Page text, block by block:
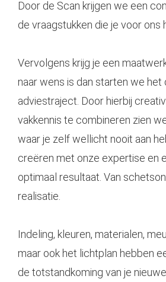
Door de Scan krijgen we een
de vraagstukken die je voor ons
Vervolgens krijg je een
naar wens is dan starten we het
adviestraject. Door hierbij
vakkennis te combineren zien
waar je zelf wellicht nooit aan
creëren met onze expertise en
optimaal resultaat. Van
realisatie.
Indeling, kleuren, materialen,
maar ook het lichtplan hebben
de totstandkoming van je